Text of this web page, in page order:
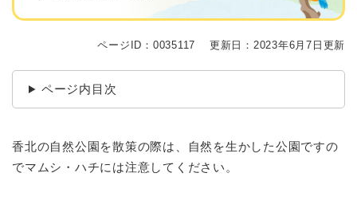
ページID：0035117 更新日：2023年6月7日更新
ページ内目次
香北の自然公園を散策の際は、自然を生かした公園ですの
でマムシ・ハチには注意してください。